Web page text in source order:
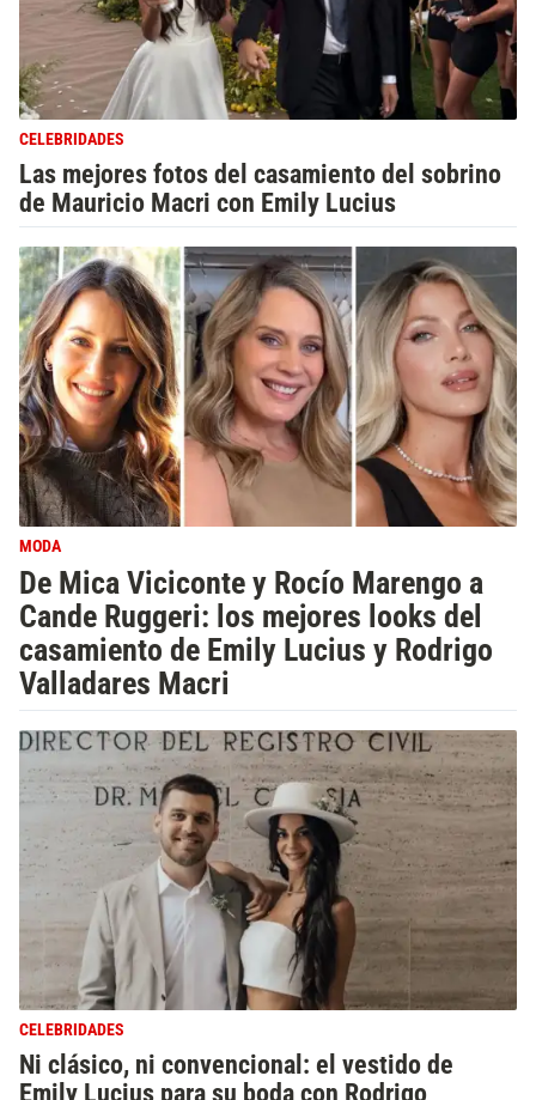
CELEBRIDADES
Las mejores fotos del casamiento del sobrino
de Mauricio Macri con Emily Lucius
MODA
De Mica Viciconte y Rocío Marengo a
Cande Ruggeri: los mejores looks del
casamiento de Emily Lucius y Rodrigo
Valladares Macri
CELEBRIDADES
Ni clásico, ni convencional: el vestido de
Emily Lucius para su boda con Rodrigo